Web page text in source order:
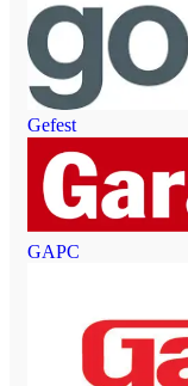
Gefest
GAPC